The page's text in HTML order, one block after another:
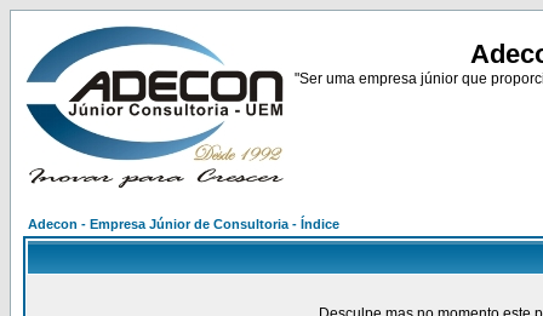
"Ser uma empresa júnior que
Adecon - Empresa Júnior de Consultoria - Índice